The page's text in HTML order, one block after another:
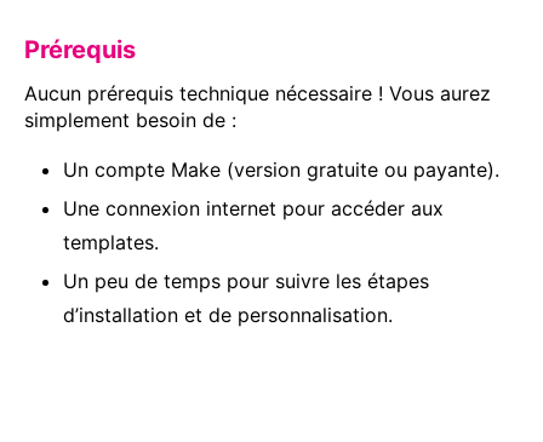
Prérequis
Aucun prérequis technique nécessaire ! Vous aurez
simplement besoin de :
Un compte Make (version gratuite ou payante).
Une connexion internet pour accéder aux
templates.
Un peu de temps pour suivre les étapes
d’installation et de personnalisation.